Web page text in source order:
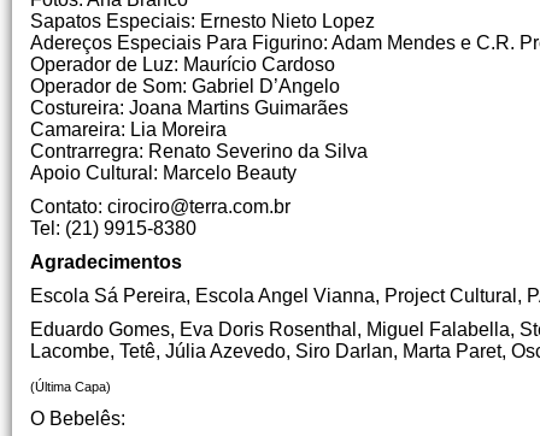
Sapatos Especiais: Ernesto Nieto Lopez
Adereços Especiais Para Figurino: Adam Mendes e C.R.
Operador de Luz: Maurício Cardoso
Operador de Som: Gabriel D’Angelo
Costureira: Joana Martins Guimarães
Camareira: Lia Moreira
Contrarregra: Renato Severino da Silva
Apoio Cultural: Marcelo Beauty
Contato: cirociro@terra.com.br
Tel: (21) 9915-8380
Agradecimentos
Escola Sá Pereira, Escola Angel Vianna, Project Cultural,
Eduardo Gomes, Eva Doris Rosenthal, Miguel Falabella,
Lacombe, Tetê, Júlia Azevedo, Siro Darlan, Marta Paret,
(Última Capa)
O Bebelês: